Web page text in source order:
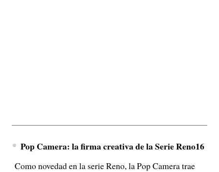
Pop Camera: la firma creativa de la Serie Reno16
Como novedad en la serie Reno, la Pop Camera trae